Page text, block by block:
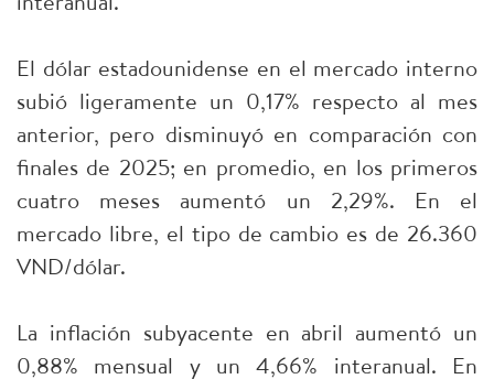
El dólar estadounidense en el mercado interno
subió ligeramente un 0,17% respecto al mes
anterior, pero disminuyó en comparación con
finales de 2025; en promedio, en los primeros
cuatro meses aumentó un 2,29%. En el
mercado libre, el tipo de cambio es de 26.360
VND/dólar.
La inflación subyacente en abril aumentó un
0,88% mensual y un 4,66% interanual. En